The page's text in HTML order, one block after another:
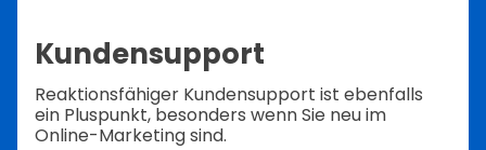
Kundensupport
Reaktionsfähiger Kundensupport ist ebenfalls
ein Pluspunkt, besonders wenn Sie neu im
Online-Marketing sind.